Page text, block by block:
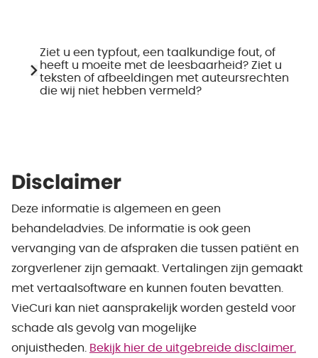
Ziet u een typfout, een taalkundige fout, of
heeft u moeite met de leesbaarheid? Ziet u
teksten of afbeeldingen met auteursrechten
die wij niet hebben vermeld?
Disclaimer
Deze informatie is algemeen en geen
behandeladvies. De informatie is ook geen
vervanging van de afspraken die tussen patiënt en
zorgverlener zijn gemaakt. Vertalingen zijn gemaakt
met vertaalsoftware en kunnen fouten bevatten.
VieCuri kan niet aansprakelijk worden gesteld voor
schade als gevolg van mogelijke
onjuistheden.
Bekijk hier de uitgebreide disclaimer.